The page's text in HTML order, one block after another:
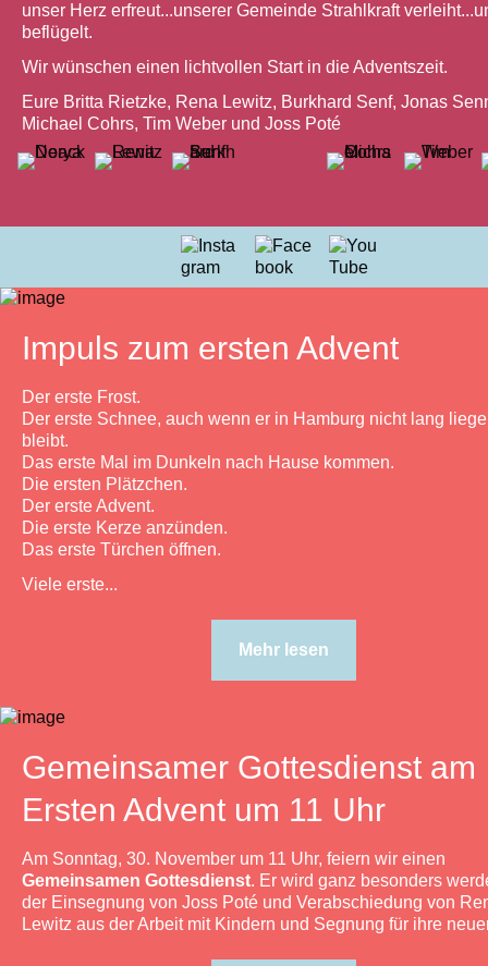
unser Herz erfreut...unserer Gemeinde Strahlkraft
beflügelt.
Wir wünschen einen lichtvollen Start in die Adventszeit.
Eure Britta Rietzke, Rena Lewitz, Burkhard Senf, Jonas
Michael Cohrs, Tim Weber und Joss Poté
Impuls zum ersten Advent
Der erste Frost.
Der erste Schnee, auch wenn er in Hamburg nicht lang
bleibt.
Das erste Mal im Dunkeln nach Hause kommen.
Die ersten Plätzchen.
Der erste Advent.
Die erste Kerze anzünden.
Das erste Türchen öffnen.
Viele erste...
Mehr lesen
Gemeinsamer Gottesdienst am
Ersten Advent um 11 Uhr
Am Sonntag, 30. November um 11 Uhr, feiern wir einen
Gemeinsamen Gottesdienst. Er wird ganz besonders
der Einsegnung von Joss Poté und Verabschiedung von
Lewitz aus der Arbeit mit Kindern und Segnung für ihre